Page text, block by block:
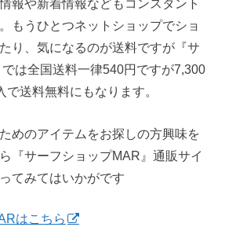
報や新着情報などもコンスタント
もうひとつネットショップでショ
り、気になるのが送料ですが『サ
は全国送料一律540円ですが7,300
送料無料にもなります。
めのアイテムをお探しの方興味を
『サーフショップMAR』通販サイ
てみてはいかがです
はこちら